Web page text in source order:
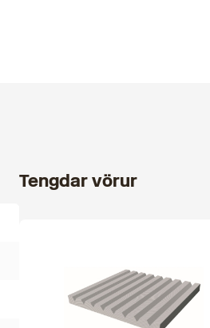
Tengdar vörur